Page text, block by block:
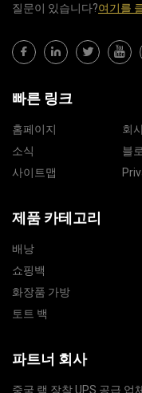
질문이 있습니다?여기를
빠른 링크
홈페이지 회
소식
블
사이트맵
제품 카테고리
배낭
쇼핑백
화장품 가방
토트 백
파트너 회사
중국 랙 장착 UPS 공급 업